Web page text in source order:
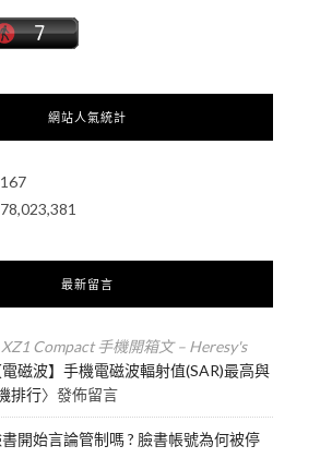
網站人氣統計
167
78,023,381
最新留言
Compact 手機開箱文 – Heresy's
電磁波】手機電磁波輻射值(SAR)最高與
排行〉發佈留言
書開始言論管制嗎 ? 臉書帳號為何被停